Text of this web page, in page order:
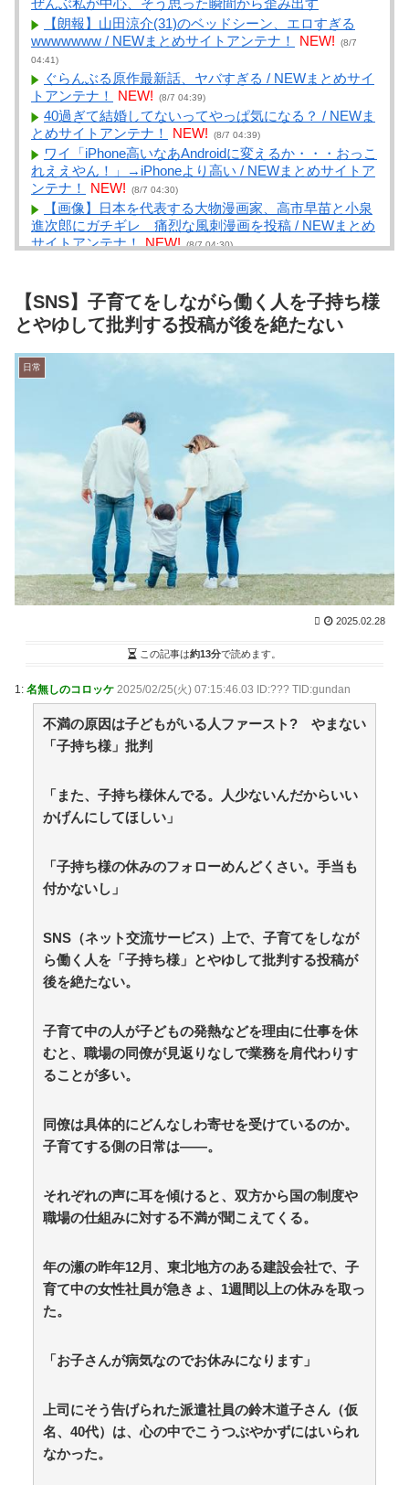
【朗報】山田涼介(31)のベッドシーン、エロすぎる
wwwwwww / NEWまとめサイトアンテナ！
NEW!
(8/7
04:41)
ぐらんぶる原作最新話、ヤバすぎる / NEWまとめサイ
トアンテナ！
NEW! (8/7 04:39)
40過ぎて結婚してないってやっぱ気になる？ / NEWま
とめサイトアンテナ！
NEW! (8/7 04:39)
ワイ「iPhone高いなあAndroidに変えるか・・・おっこ
れええやん！」→iPhoneより高い / NEWまとめサイトア
ンテナ！
NEW! (8/7 04:30)
【画像】日本を代表する大物漫画家、高市早苗と小泉
進次郎にガチギレ 痛烈な風刺漫画を投稿 / NEWまとめ
サイトアンテナ！ NEW! (8/7 04:30)
て…っと」 / VIP・ネタ・オールジャンル – New World
Antenna
NEW! (8/7 04:27)
ゼット世代って今の14～30歳前後？ / まとめる
Z NEW! (8/7 04:05)
お茶入れたりコピー取るだけの仕事したい窓際族とか
【｛あんこ｝やる夫達は異世界でのし上がりたいよう
です】 【第６５話：勝てばよかろうなのだぁ！！】 /
まとめるZ
(8/7 04:05)
【芸能】愛煙家・岸谷蘭丸「喫煙者の権利がマジで侵
害されてる」と私見 「いくら税金を我々が払ってるん
だと」 / まとめるZ NEW! (8/7 04:05)
うちの猫、ほとんど鳴かないんだよな。 ○か月に一回
くらいかな【再】 / まとめるZ NEW!
【画像】本田望結の妹、本田望結より実ってしまう /
2chまとめアンテナ！ (8/6 21:54)
【朗報】阪神の新外国人D.ガルシアさんOPS.966の
移民を過剰に問題視してる人ら一定数いるけどさ / 2ch
【悲報】韓国サッカー 国際試合で審判買収(性接待)
をしてた模様
wwwwwwwwwwwwwwwwwwwwwwwwwwwwwwwwww
wwwwwwwwwwwwwww / 2chまとめアンテナ！
ライン (12/24 07:00)
Powered by livedoor 相互RSS
ずっと好き。俺はストーカーなんかじゃない。
【朗報】ぐらんぶるのヒロイン、デレる / 5chまとめ
【マジかよ】入社3ヶ月の新人が労基を連れて来て
「90連勤させられました」「労働基準法違反です」→俺
「彼は30連休中ですが?」 / 5chまとめMAP(総合) NEW!
(8/7 04:41)
ヨーロッパ全土から不満の声 / anaguro - 総合 NEW!
(8/7
04:40)
「君たちが思ったことは分かる、言うな」と韓国のア
ワビ丼を見た人々が騒然、盛り付けって大事だというこ
韓国人「何故平和な江戸時代も日本人がチョンマゲを
していたのか、その驚くべき理由がこちらです」→「こ
【政治】れいわ新選組が「いのちの党」に党名変更 /
5chまとめMAP(総合) NEW! (8/7 04:27)
韓国人「日本のサッカー協会も性接待やってるんじゃ
木村祐一の変貌ぶりに「渋くなりすぎ」「いつの間に
かイケおじに」の声 / 5chまとめMAP(総合) NEW!
04:21)
【財務省】エース級の財務官僚・一松旬氏が“異例転
アンテナ
(8/7 03:00)
浮気と緊急避妊薬を隠す元カノ！問い詰めると「記憶
おねだり三昧。浮気発覚後、我慢の限界で他の女性とス
ピード婚した結果ｗｗｗｗｗ / おまとめアンテナ
NEW!
(8/7 02:13)
「お皿は綺麗だけど食べ方が汚い」焼き魚を食べた知
【SNS】子育てをしながら働く人を子持ち様
とやゆして批判する投稿が後を絶たない
日常
2025.02.28
この記事は約13分で読めます。
1: 名無しのコロッケ 2025/02/25(火) 07:15:46.03 ID:??? TID:gundan
不満の原因は子どもがいる人ファースト? やまない
「子持ち様」批判
「また、子持ち様休んでる。人少ないんだからいい
かげんにしてほしい」
「子持ち様の休みのフォローめんどくさい。手当も
付かないし」
SNS（ネット交流サービス）上で、子育てをしなが
ら働く人を「子持ち様」とやゆして批判する投稿が
後を絶たない。
子育て中の人が子どもの発熱などを理由に仕事を休
むと、職場の同僚が見返りなしで業務を肩代わりす
ることが多い。
同僚は具体的にどんなしわ寄せを受けているのか。
子育てする側の日常は――。
それぞれの声に耳を傾けると、双方から国の制度や
職場の仕組みに対する不満が聞こえてくる。
年の瀬の昨年12月、東北地方のある建設会社で、子
育て中の女性社員が急きょ、1週間以上の休みを取っ
た。
「お子さんが病気なのでお休みになります」
上司にそう告げられた派遣社員の鈴木道子さん（仮
名、40代）は、心の中でこうつぶやかずにはいられ
なかった。